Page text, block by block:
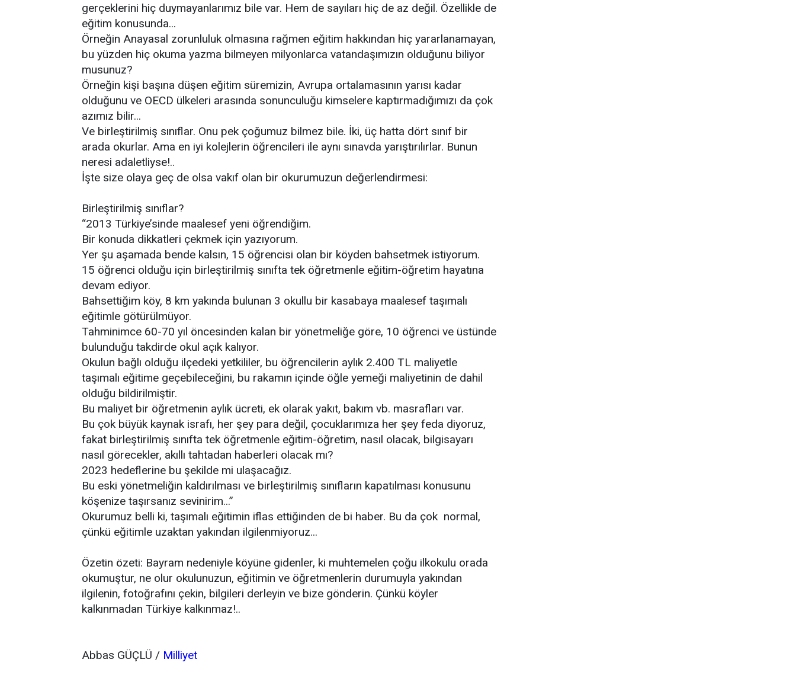
gerçeklerini hiç duymayanlarımız bile var. Hem de sayıları hiç de az değil. Özellikle de
eğitim konusunda...
Örneğin Anayasal zorunluluk olmasına rağmen eğitim hakkından hiç yararlanamayan,
bu yüzden hiç okuma yazma bilmeyen milyonlarca vatandaşımızın olduğunu biliyor
musunuz?
Örneğin kişi başına düşen eğitim süremizin, Avrupa ortalamasının yarısı kadar
olduğunu ve OECD ülkeleri arasında sonunculuğu kimselere kaptırmadığımızı da çok
azımız bilir...
Ve birleştirilmiş sınıflar. Onu pek çoğumuz bilmez bile. İki, üç hatta dört sınıf bir
arada okurlar. Ama en iyi kolejlerin öğrencileri ile aynı sınavda yarıştırılırlar. Bunun
neresi adaletliyse!..
İşte size olaya geç de olsa vakıf olan bir okurumuzun değerlendirmesi:
Birleştirilmiş sınıflar?
“2013 Türkiye’sinde maalesef yeni öğrendiğim.
Bir konuda dikkatleri çekmek için yazıyorum.
Yer şu aşamada bende kalsın, 15 öğrencisi olan bir köyden bahsetmek istiyorum.
15 öğrenci olduğu için birleştirilmiş sınıfta tek öğretmenle eğitim-öğretim hayatına
devam ediyor.
Bahsettiğim köy, 8 km yakında bulunan 3 okullu bir kasabaya maalesef taşımalı
eğitimle götürülmüyor.
Tahminimce 60-70 yıl öncesinden kalan bir yönetmeliğe göre, 10 öğrenci ve üstünde
bulunduğu takdirde okul açık kalıyor.
Okulun bağlı olduğu ilçedeki yetkililer, bu öğrencilerin aylık 2.400 TL maliyetle
taşımalı eğitime geçebileceğini, bu rakamın içinde öğle yemeği maliyetinin de dahil
olduğu bildirilmiştir.
Bu maliyet bir öğretmenin aylık ücreti, ek olarak yakıt, bakım vb. masrafları var.
Bu çok büyük kaynak israfı, her şey para değil, çocuklarımıza her şey feda diyoruz,
fakat birleştirilmiş sınıfta tek öğretmenle eğitim-öğretim, nasıl olacak, bilgisayarı
nasıl görecekler, akıllı tahtadan haberleri olacak mı?
2023 hedeflerine bu şekilde mi ulaşacağız.
Bu eski yönetmeliğin kaldırılması ve birleştirilmiş sınıfların kapatılması konusunu
köşenize taşırsanız sevinirim...”
Okurumuz belli ki, taşımalı eğitimin iflas ettiğinden de bi haber. Bu da çok normal,
çünkü eğitimle uzaktan yakından ilgilenmiyoruz...
Özetin özeti: Bayram nedeniyle köyüne gidenler, ki muhtemelen çoğu ilkokulu orada
okumuştur, ne olur okulunuzun, eğitimin ve öğretmenlerin durumuyla yakından
ilgilenin, fotoğrafını çekin, bilgileri derleyin ve bize gönderin. Çünkü köyler
kalkınmadan Türkiye kalkınmaz!..
Abbas GÜÇLÜ / Milliyet